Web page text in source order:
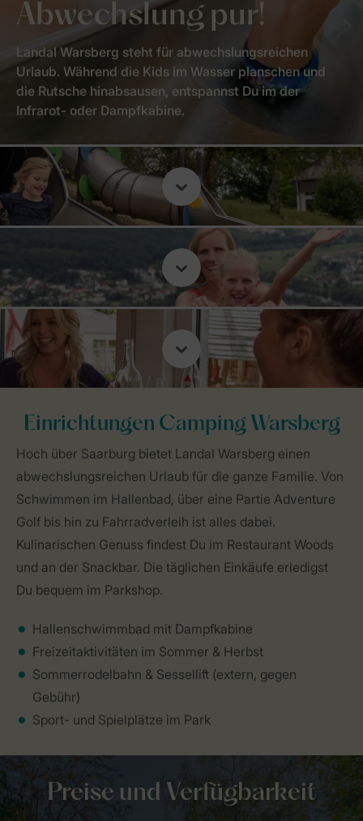
Abwechslung pur!
Landal Warsberg steht für abwechslungsreichen
Urlaub. Während die Kids im Wasser planschen und
die Rutsche hinabsausen, entspannst Du im der
Infrarot- oder Dampfkabine.
Einrichtungen Camping Warsberg
Hoch über Saarburg bietet Landal Warsberg einen
abwechslungsreichen Urlaub für die ganze Familie. Von
Schwimmen im Hallenbad, über eine Partie Adventure
Golf bis hin zu Fahrradverleih ist alles dabei.
Kulinarischen Genuss findest Du im Restaurant Woods
und an der Snackbar. Die täglichen Einkäufe erledigst
Du bequem im Parkshop.
Hallenschwimmbad mit Dampfkabine
Freizeitaktivitäten im Sommer & Herbst
Sommerrodelbahn & Sessellift (extern, gegen
Gebühr)
Sport- und Spielplätze im Park
Preise und Verfügbarkeit